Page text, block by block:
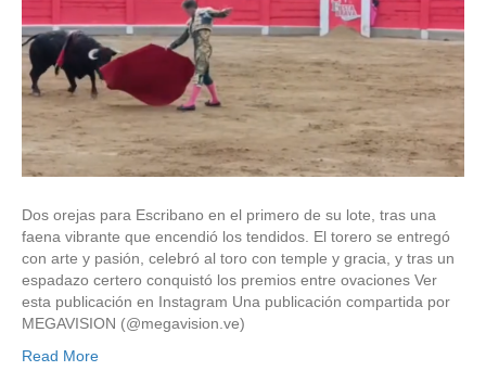
Dos orejas para Escribano en el primero de su lote, tras una
faena vibrante que encendió los tendidos. El torero se entregó
con arte y pasión, celebró al toro con temple y gracia, y tras un
espadazo certero conquistó los premios entre ovaciones Ver
esta publicación en Instagram Una publicación compartida por
MEGAVISION (@megavision.ve)
Read More